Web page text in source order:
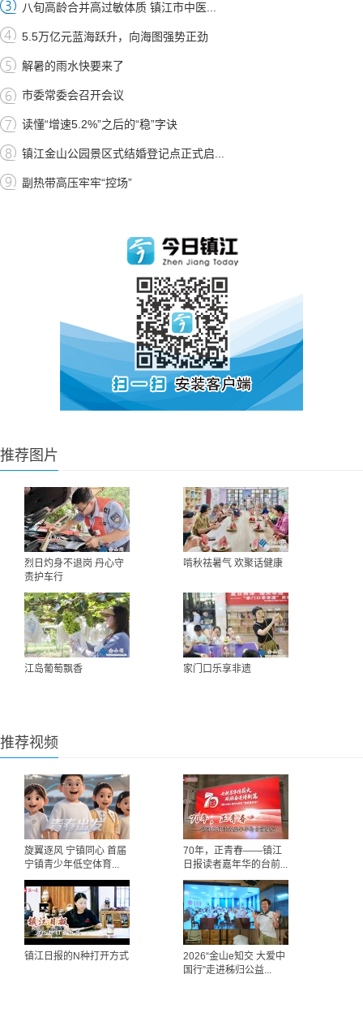
八旬高龄合并高过敏体质 镇江市中医...
5.5万亿元蓝海跃升，向海图强势正劲
解暑的雨水快要来了
市委常委会召开会议
读懂“增速5.2%”之后的“稳”字诀
镇江金山公园景区式结婚登记点正式启...
副热带高压牢牢“控场”
推荐图片
烈日灼身不退岗 丹心守
责护车行
啃秋祛暑气 欢聚话健康
江岛葡萄飘香 家门口乐享非遗
推荐视频
旋翼逐风 宁镇同心 首届
宁镇青少年低空体育...
70年，正青春——镇江
日报读者嘉年华的台前...
镇江日报的N种打开方式
2026“金山e知交 大爱中
国行”走进秭归公益...